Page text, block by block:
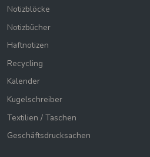
Notizblöcke
Notizbücher
Haftnotizen
Recycling
Kalender
Kugelschreiber
Textilien / Taschen
Geschäftsdrucksachen